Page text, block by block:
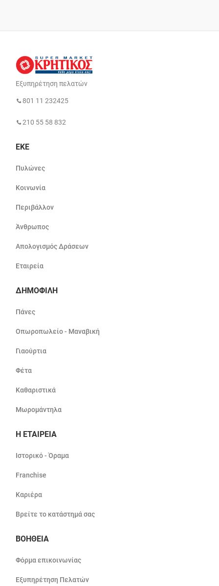
Εξυπηρέτηση πελατών
801 11 232425
210 55 58 832
ΕΚΕ
Πυλώνες
Κοινωνία
Περιβάλλον
Άνθρωπος
Απολογισμός Δράσεων
Εταιρεία
ΔΗΜΟΦΙΛΗ
Πάνες
Οπωροπωλείο - Μαναβική
Γιαούρτια
Φέτα
Καθαριστικά
Μωρομάντηλα
Η ΕΤΑΙΡΕΙΑ
Ιστορικό - Όραμα
Franchise
Καριέρα
Βρείτε το κατάστημά σας
ΒΟΗΘΕΙΑ
Φόρμα επικοινωνίας
Εξυπηρέτηση Πελατών